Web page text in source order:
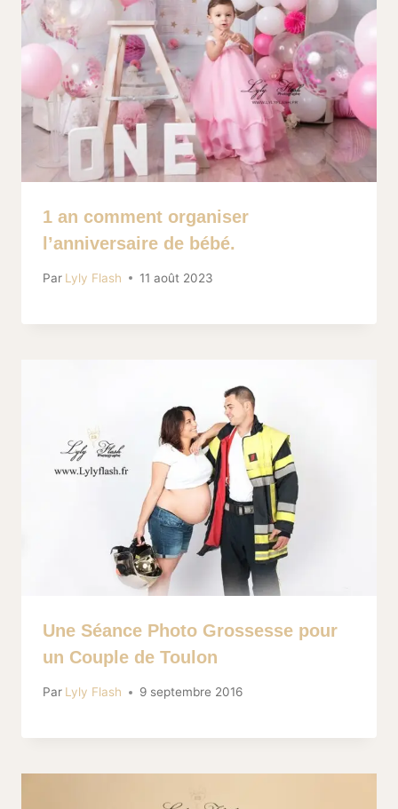
1 an comment organiser
l’anniversaire de bébé.
Par Lyly Flash 11 août 2023
Une Séance Photo Grossesse pour
un Couple de Toulon
Par Lyly Flash 9 septembre 2016